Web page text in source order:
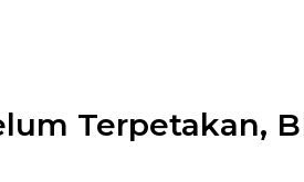
Terpetakan,